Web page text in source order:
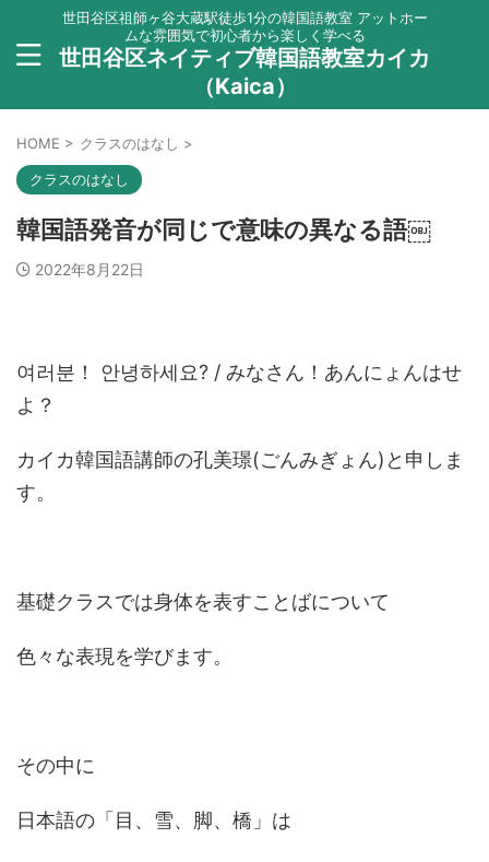
世田谷区祖師ヶ谷大蔵駅徒歩1分の韓国語教室 アットホー
ムな雰囲気で初心者から楽しく学べる
世田谷区ネイティブ韓国語教室カイカ
（Kaica）
HOME > クラスのはなし >
クラスのはなし
韓国語発音が同じで意味の異なる語￼
2022年8月22日
여러분！ 안녕하세요? / みなさん！あんにょんはせ
よ？
カイカ韓国語講師の孔美璟(ごんみぎょん)と申しま
す。
基礎クラスでは身体を表すことばについて
色々な表現を学びます。
その中に
日本語の「目、雪、脚、橋」は